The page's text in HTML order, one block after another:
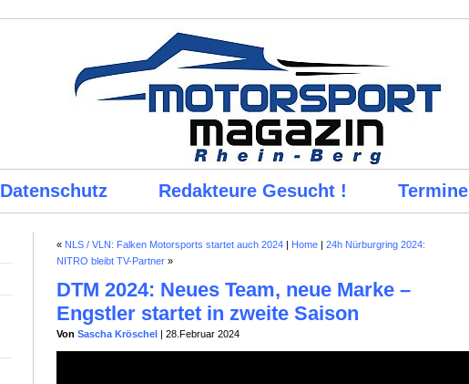
Datenschutz Redakteure Gesucht ! Termine
« NLS / VLN: Falken Motorsports startet auch 2024 | Home | 24h Nürburgring 2024:
NITRO bleibt TV-Partner »
DTM 2024: Neues Team, neue Marke –
Engstler startet in zweite Saison
Von Sascha Kröschel | 28.Februar 2024